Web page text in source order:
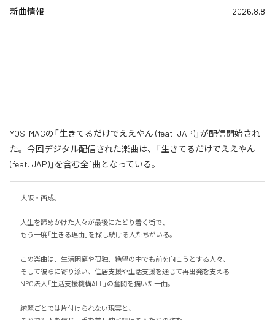
新曲情報 2026.8.8
YOS-MAGの「生きてるだけでええやん (feat. JAP)」が配信開始され
た。今回デジタル配信された楽曲は、「生きてるだけでええやん
(feat. JAP)」を含む全1曲となっている。
大阪・西成。
人生を諦めかけた人々が最後にたどり着く街で、
もう一度「生きる理由」を探し続ける人たちがいる。
この楽曲は、生活困窮や孤独、絶望の中でも前を向こうとする人々、
そして彼らに寄り添い、住居支援や生活支援を通じて再出発を支える
NPO法人「生活支援機構ALL」の奮闘を描いた一曲。
綺麗ごとでは片付けられない現実と、